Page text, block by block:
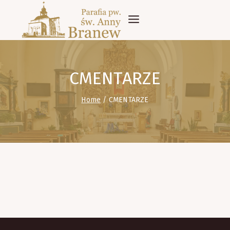
content
CMENTARZE
Home / CMENTARZE